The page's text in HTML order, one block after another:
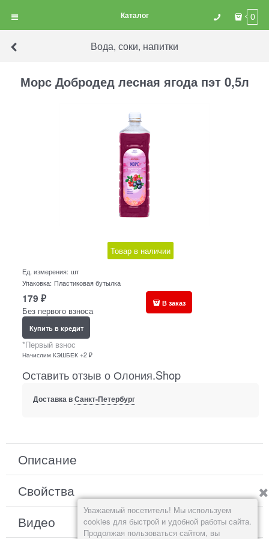
Каталог 0
Вода, соки, напитки
Морс Добродед лесная ягода пэт 0,5л
Товар в наличии
Ед. измерения: шт
Упаковка: Пластиковая бутылка
179 ₽
Без первого взноса
Купить в кредит
*Первый взнос
Начислим КЭШБЕК +2 ₽
В заказ
Оставить отзыв о Олония.Shop
Доставка вСанкт-Петербург
Описание
Свойства
Видео
Уважаемый посетитель! Мы используем
cookies для быстрой и удобной работы сайта.
Продолжая пользоваться сайтом, вы